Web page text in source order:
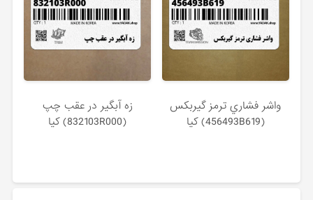
واشر فشاري ترمز گيربكس
(456493B619) کیا
زه آبگير در عقب چپ
(832103R000) کیا